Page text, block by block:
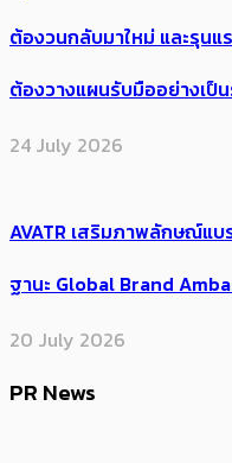
ต้อง​วนกลับมาใหม่ และรุน
ต้องวางแผนรับมืออย่างเป็
24 July 2026
AVATR เสริมภาพลักษณ์แบ
ฐานะ Global Brand
20 July 2026
PR News